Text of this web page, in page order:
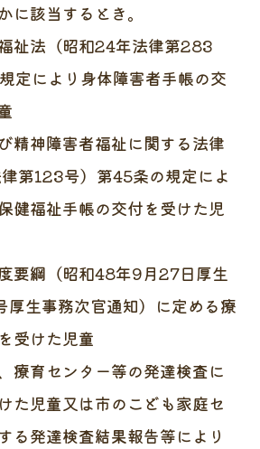
に該当するとき。
祉法（昭和24年法律第283
定により身体障害者手帳の交
精神障害者福祉に関する法律
律第123号）第45条の規定によ
健福祉手帳の交付を受けた児
要綱（昭和48年9月27日厚生
厚生事務次官通知）に定める療
受けた児童
療育センター等の発達検査に
た児童又は市のこども家庭セ
る発達検査結果報告等により